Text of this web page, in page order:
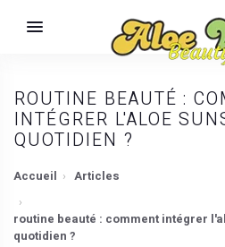
ROUTINE BEAUTÉ :
INTÉGRER L'ALOE
QUOTIDIEN ?
Accueil Articles
routine beauté : comment intégrer
quotidien ?